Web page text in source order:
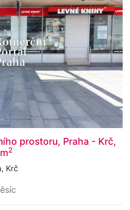
prostoru, Praha - Krč,
2
Krč